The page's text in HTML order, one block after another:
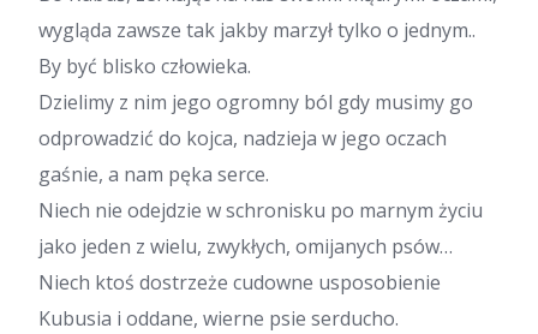
wygląda zawsze tak jakby marzył tylko o jednym..
By być blisko człowieka.
Dzielimy z nim jego ogromny ból gdy musimy go
odprowadzić do kojca, nadzieja w jego oczach
gaśnie, a nam pęka serce.
Niech nie odejdzie w schronisku po marnym życiu
jako jeden z wielu, zwykłych, omijanych psów…
Niech ktoś dostrzeże cudowne usposobienie
Kubusia i oddane, wierne psie serducho.